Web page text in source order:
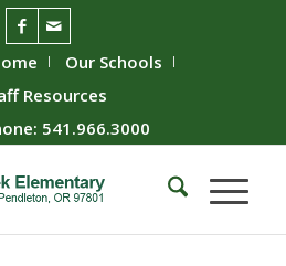
Our Schools
Resources
541.966.3000